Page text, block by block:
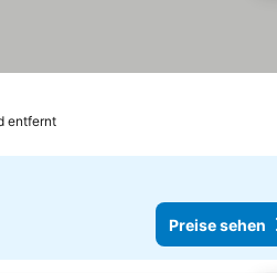
entfernt
Preise sehen